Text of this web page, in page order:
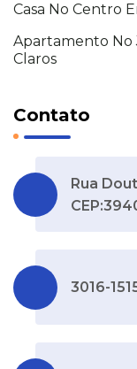
Casa No Centro
Apartamento No
Claros
Contato
Rua
3016-